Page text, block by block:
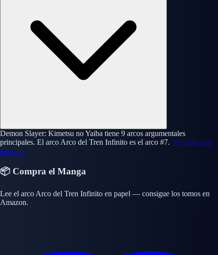
Demon Slayer: Kimetsu no Yaiba tiene 9 arcos argumentales
principales. El arco Arco del Tren Infinito es el arco #7. Ver todos los
arcos →
📦 Compra el Manga
Lee el arco Arco del Tren Infinito en papel — consigue los tomos en
Amazon.